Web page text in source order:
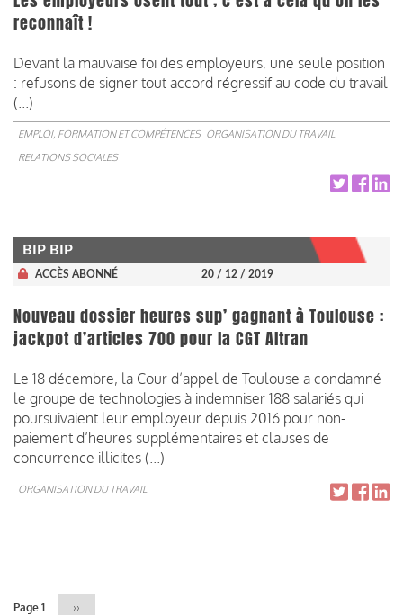
reconnaît !
Devant la mauvaise foi des employeurs, une seule position
: refusons de signer tout accord régressif au code du travail
(...)
EMPLOI, FORMATION ET COMPÉTENCES ORGANISATION DU TRAVAIL
RELATIONS SOCIALES
BIP BIP
ACCÈS ABONNÉ 20 / 12 / 2019
Nouveau dossier heures sup’ gagnant à Toulouse :
jackpot d’articles 700 pour la CGT Altran
Le 18 décembre, la Cour d’appel de Toulouse a condamné
le groupe de technologies à indemniser 188 salariés qui
poursuivaient leur employeur depuis 2016 pour non-
paiement d’heures supplémentaires et clauses de
concurrence illicites (...)
ORGANISATION DU TRAVAIL
Page 1
Page
››